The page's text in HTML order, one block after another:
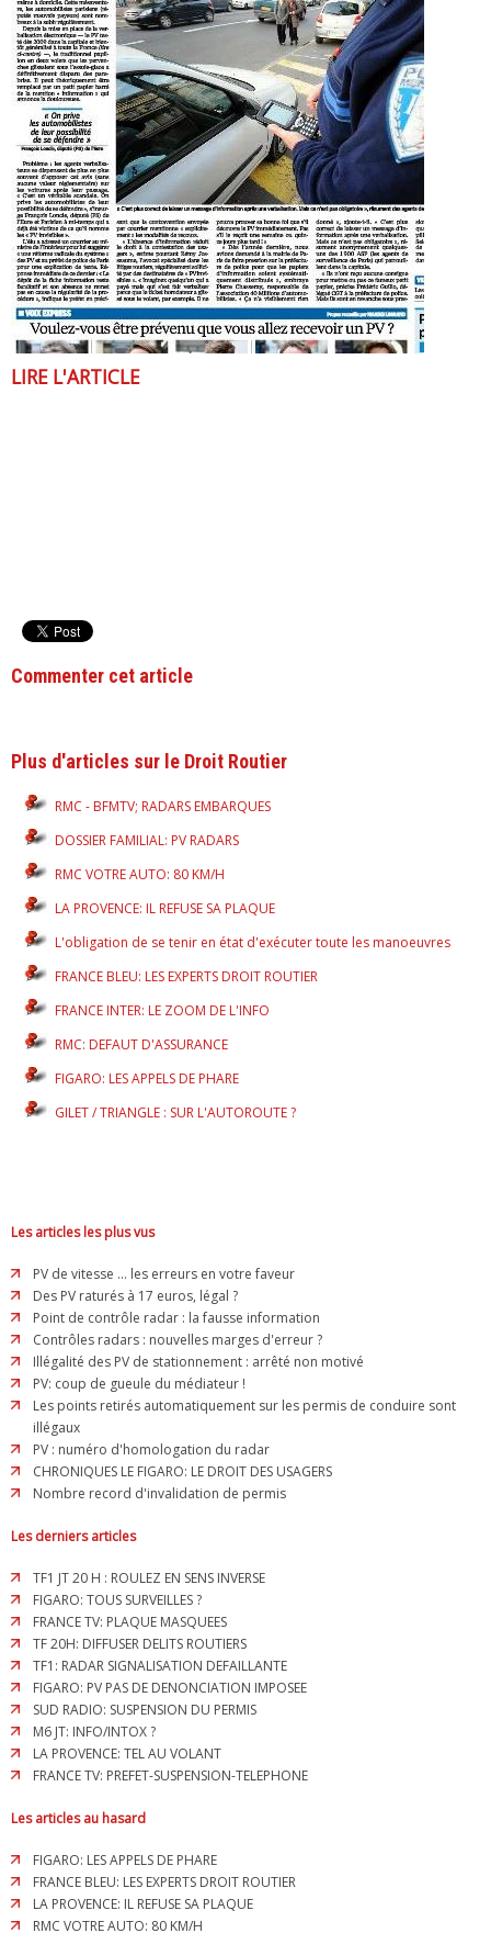
LIRE L'ARTICLE
Commenter cet article
Plus d'articles sur le Droit Routier
RMC - BFMTV; RADARS EMBARQUES
DOSSIER FAMILIAL: PV RADARS
RMC VOTRE AUTO: 80 KM/H
LA PROVENCE: IL REFUSE SA PLAQUE
L'obligation de se tenir en état d'exécuter toute les manoeuvres
FRANCE BLEU: LES EXPERTS DROIT ROUTIER
FRANCE INTER: LE ZOOM DE L'INFO
RMC: DEFAUT D'ASSURANCE
FIGARO: LES APPELS DE PHARE
GILET / TRIANGLE : SUR L'AUTOROUTE ?
Les articles les plus vus
PV de vitesse ... les erreurs en votre faveur
Des PV raturés à 17 euros, légal ?
Point de contrôle radar : la fausse information
Contrôles radars : nouvelles marges d'erreur ?
Illégalité des PV de stationnement : arrêté non motivé
PV: coup de gueule du médiateur !
Les points retirés automatiquement sur les permis de conduire sont
illégaux
PV : numéro d'homologation du radar
CHRONIQUES LE FIGARO: LE DROIT DES USAGERS
Nombre record d'invalidation de permis
Les derniers articles
TF1 JT 20 H : ROULEZ EN SENS INVERSE
FIGARO: TOUS SURVEILLES ?
FRANCE TV: PLAQUE MASQUEES
TF 20H: DIFFUSER DELITS ROUTIERS
TF1: RADAR SIGNALISATION DEFAILLANTE
FIGARO: PV PAS DE DENONCIATION IMPOSEE
SUD RADIO: SUSPENSION DU PERMIS
M6 JT: INFO/INTOX ?
LA PROVENCE: TEL AU VOLANT
FRANCE TV: PREFET-SUSPENSION-TELEPHONE
Les articles au hasard
FIGARO: LES APPELS DE PHARE
FRANCE BLEU: LES EXPERTS DROIT ROUTIER
LA PROVENCE: IL REFUSE SA PLAQUE
RMC VOTRE AUTO: 80 KM/H